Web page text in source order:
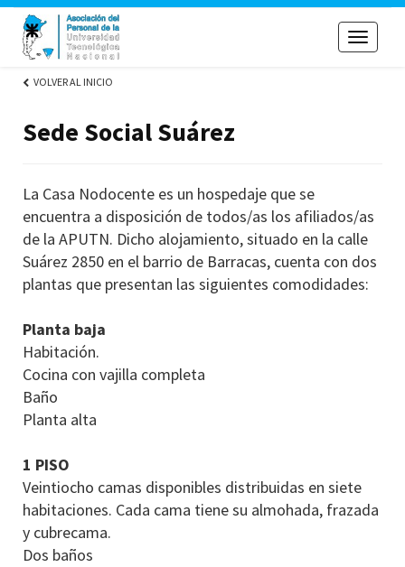
Toggle
VOLVER AL INICIO
Sede Social Suárez
La Casa Nodocente es un hospedaje que se
encuentra a disposición de todos/as los afiliados/as
de la APUTN. Dicho alojamiento, situado en la calle
Suárez 2850 en el barrio de Barracas, cuenta con dos
plantas que presentan las siguientes comodidades:
Planta baja
Habitación.
Cocina con vajilla completa
Baño
Planta alta
1 PISO
Veintiocho camas disponibles distribuidas en siete
habitaciones. Cada cama tiene su almohada, frazada
y cubrecama.
Dos baños